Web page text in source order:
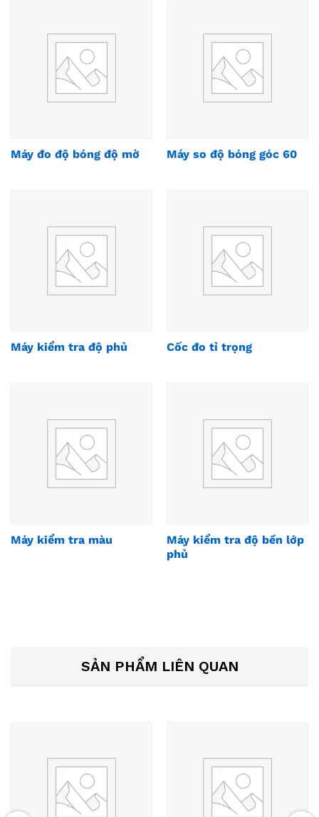
Máy đo độ bóng độ mờ Máy so độ bóng góc 60
Máy kiểm tra độ phủ Cốc đo tỉ trọng
Máy kiểm tra màu
Máy kiểm tra độ bền lớp
phủ
SẢN PHẨM LIÊN QUAN